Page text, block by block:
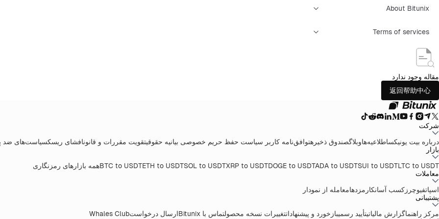
About Bitunix
Terms of services
مقاله وجود ندارد
返回帮助中心
شرکت
درباره بیت یونیکساطلاعیه‌هاوبلاگصندوق ذخیرهتوافق‌نامه کاربر سیاست حفظ حریم خصوصی بیانیه حقوقیتقویت مقررات و قانونافشای ریسکسیاست‌های ضد
بازار
BTC to USDTETH to USDTSOL to USDTXRP to USDTDOGE to USDTADA to USDTSUI to USDTLTC to USDT
همه بازارهای رمزنگاری
معاملات
اسپاتفیوچرز کسب آسانکارمزدهامعامله از نمودار
پشتیبانی
مرکز راهنماگزارش مالیاتیتأیید رسمیبازخورد و پیشنهاداتتغییرات نسخه محصولتماس با Bitunix ارسال درخواستWhales Club